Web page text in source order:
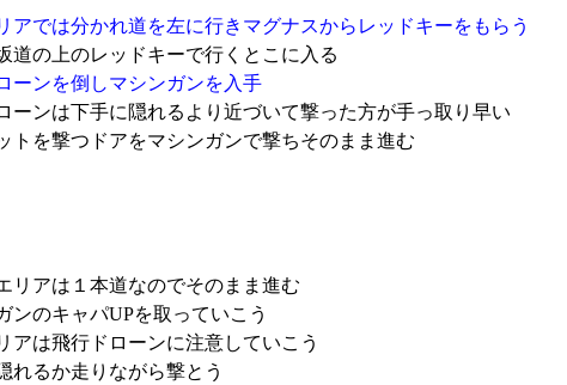
アでは分かれ道を左に行きマグナスからレッドキーをもらう
道の上のレッドキーで行くとこに入る
ーンを倒しマシンガンを入手
ーンは下手に隠れるより近づいて撃った方が手っ取り早い
トを撃つドアをマシンガンで撃ちそのまま進む
リアは１本道なのでそのまま進む
ンのキャパUPを取っていこう
アは飛行ドローンに注意していこう
れるか走りながら撃とう